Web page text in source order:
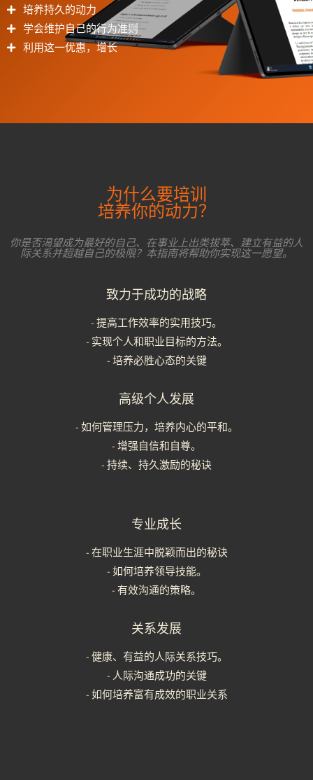
培养持久的动力
学会维护自己的行为准则
利用这一优惠，增长
为什么要培训
培养你的动力？
你是否渴望成为最好的自己、在事业上出类拔萃、建立有益的人
际关系并超越自己的极限？本指南将帮助你实现这一愿望。
致力于成功的战略
- 提高工作效率的实用技巧。
- 实现个人和职业目标的方法。
- 培养必胜心态的关键
高级个人发展
- 如何管理压力，培养内心的平和。
- 增强自信和自尊。
- 持续、持久激励的秘诀
专业成长
- 在职业生涯中脱颖而出的秘诀
- 如何培养领导技能。
- 有效沟通的策略。
关系发展
- 健康、有益的人际关系技巧。
- 人际沟通成功的关键
- 如何培养富有成效的职业关系